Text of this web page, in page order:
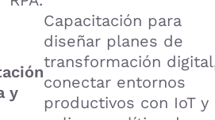
y
Capacitación para
diseñar planes de
transformación
conectar entornos
productivos con IoT y